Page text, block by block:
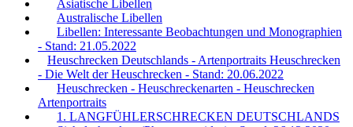
Asiatische Libellen
Australische Libellen
Libellen: Interessante Beobachtungen und Monographien
- Stand: 21.05.2022
Heuschrecken Deutschlands - Artenportraits Heuschrecken
- Die Welt der Heuschrecken - Stand: 20.06.2022
Heuschrecken - Heuschreckenarten - Heuschrecken
Artenportraits
1. LANGFÜHLERSCHRECKEN DEUTSCHLANDS